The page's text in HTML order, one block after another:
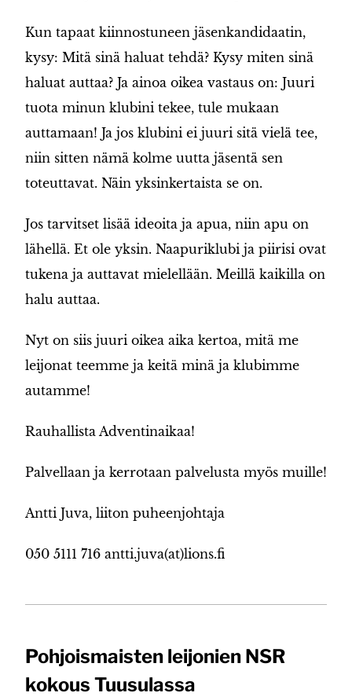
Kun tapaat kiinnostuneen jäsenkandidaatin,
kysy: Mitä sinä haluat tehdä? Kysy miten sinä
haluat auttaa? Ja ainoa oikea vastaus on: Juuri
tuota minun klubini tekee, tule mukaan
auttamaan! Ja jos klubini ei juuri sitä vielä tee,
niin sitten nämä kolme uutta jäsentä sen
toteuttavat. Näin yksinkertaista se on.
Jos tarvitset lisää ideoita ja apua, niin apu on
lähellä. Et ole yksin. Naapuriklubi ja piirisi ovat
tukena ja auttavat mielellään. Meillä kaikilla on
halu auttaa.
Nyt on siis juuri oikea aika kertoa, mitä me
leijonat teemme ja keitä minä ja klubimme
autamme!
Rauhallista Adventinaikaa!
Palvellaan ja kerrotaan palvelusta myös muille!
Antti Juva, liiton puheenjohtaja
050 5111 716 antti.juva(at)lions.fi
Pohjoismaisten leijonien NSR
kokous Tuusulassa